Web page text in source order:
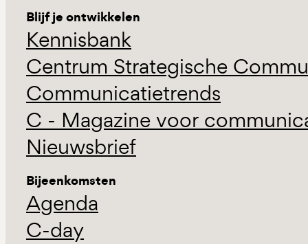
Blijf je ontwikkelen
Kennisbank
Centrum Strategische
Communicatietrends
C - Magazine voor
Nieuwsbrief
Bijeenkomsten
Agenda
C-day